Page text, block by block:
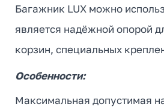
Багажник LUX можно
является надёжной опорой
корзин, специальных
Особенности:
Максимальная допустимая